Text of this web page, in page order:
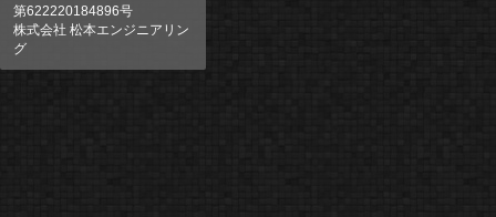
第622220184896号
株式会社 松本エンジニアリン
グ